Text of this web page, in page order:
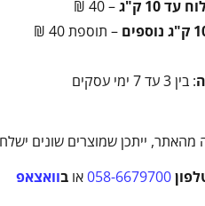
עד 10 ק"ג
– 40 ₪
– תוספת 40 ₪
: בין 3 עד 7 ימי עסקים
ייתכן שמוצרים שונים
058-6679700או בוואצאפ